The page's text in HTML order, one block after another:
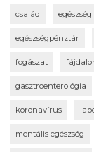
család egészség
egészségpénztár
fogászat
gasztroenterológia
koronavírus
mentális egészség